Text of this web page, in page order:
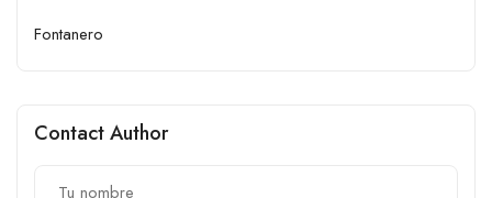
Fontanero
Contact Author